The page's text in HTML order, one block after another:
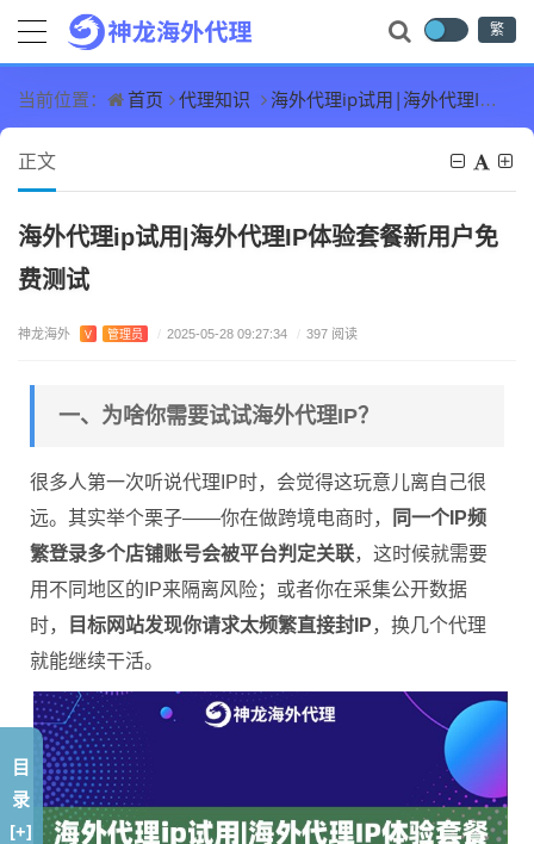
繁
当前位置： 首页 代理知识 海外代理ip试用|海外代理IP体验套餐新用户免费测试
正文
海外代理ip试用|海外代理IP体验套餐新用户免
费测试
神龙海外 V 管理员 / 2025-05-28 09:27:34 / 397 阅读
一、为啥你需要试试海外代理IP？
很多人第一次听说代理IP时，会觉得这玩意儿离自己很
远。其实举个栗子——你在做跨境电商时，
同一个IP频
繁登录多个店铺账号会被平台判定关联，这时候就需要
用不同地区的IP来隔离风险；或者你在采集公开数据
时，
目标网站发现你请求太频繁直接封IP，换几个代理
就能继续干活。
目
录
[+]